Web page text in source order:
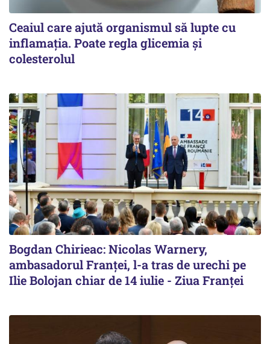
Ceaiul care ajută organismul să lupte cu
inflamația. Poate regla glicemia și
colesterolul
Bogdan Chirieac: Nicolas Warnery,
ambasadorul Franței, l-a tras de urechi pe
Ilie Bolojan chiar de 14 iulie - Ziua Franței